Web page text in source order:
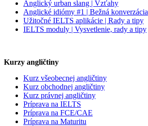
Anglický urban slang | Vzťahy
Anglické idiómy #1 | Bežná konverzácia
Užitočné IELTS aplikácie | Rady a tipy
IELTS moduly | Vysvetlenie, rady a tipy
Kurzy angličtiny
Kurz všeobecnej angličtiny
Kurz obchodnej angličtiny
Kurz právnej angličtiny
Príprava na IELTS
Príprava na FCE/CAE
Príprava na Maturitu